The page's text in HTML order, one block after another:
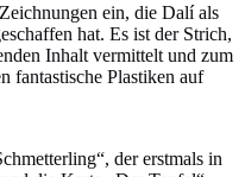
ein, die Dalí als
hat. Es ist der Strich,
Inhalt vermittelt und zum
fantastische Plastiken auf
der erstmals in